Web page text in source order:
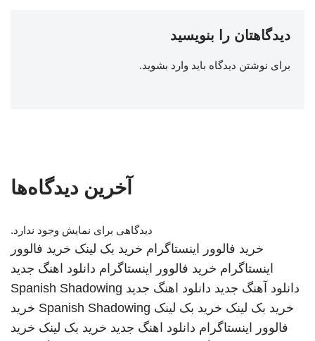
دیدگاهتان را بنویسید
برای نوشتن دیدگاه باید وارد بشوید.
آخرین دیدگاه‌ها
دیدگاهی برای نمایش وجود ندارد.
خرید فالوور اینستاگرام خرید بک لینک خرید فالوور
اینستاگرام خرید فالوور اینستاگرام دانلود اهنگ جدید
دانلود آهنگ جدید دانلود اهنگ جدید Spanish Shadowing
خرید بک لینک خرید بک لینک Spanish Shadowing خرید
فالوور اینستاگرام دانلود اهنگ جدید خرید بک لینک خرید